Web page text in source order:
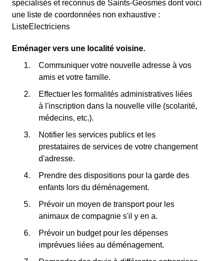
spécialisés et reconnus de Saints-Geosmes dont voici
une liste de coordonnées non exhaustive :
ListeElectriciens
Eménager vers une localité voisine.
Communiquer votre nouvelle adresse à vos
amis et votre famille.
Effectuer les formalités administratives liées
à l'inscription dans la nouvelle ville (scolarité,
médecins, etc.).
Notifier les services publics et les
prestataires de services de votre changement
d'adresse.
Prendre des dispositions pour la garde des
enfants lors du déménagement.
Prévoir un moyen de transport pour les
animaux de compagnie s'il y en a.
Prévoir un budget pour les dépenses
imprévues liées au déménagement.